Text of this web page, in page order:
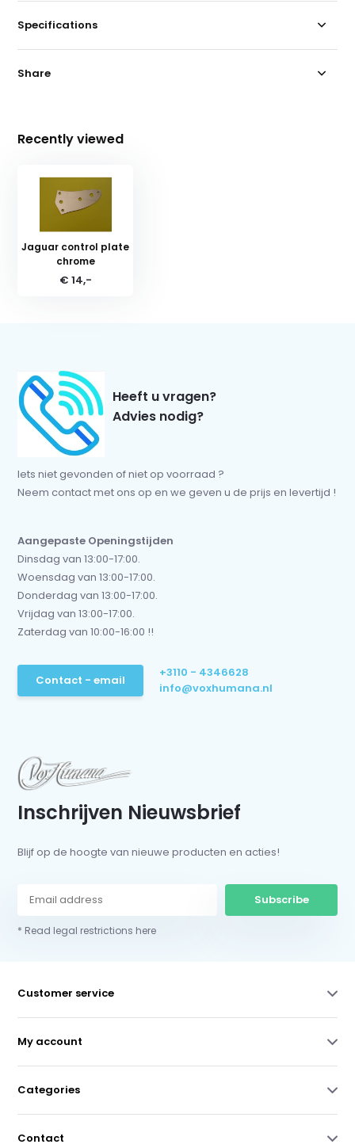
Specifications
Share
Recently viewed
Jaguar control plate
chrome
€ 14,-
Heeft u vragen?
Advies nodig?
Iets niet gevonden of niet op voorraad ?
Neem contact met ons op en we geven u de prijs en levertijd !
Aangepaste Openingstijden
Dinsdag van 13:00-17:00.
Woensdag van 13:00-17:00.
Donderdag van 13:00-17:00.
Vrijdag van 13:00-17:00.
Zaterdag van 10:00-16:00 !!
Contact - email
+3110 - 4346628
info@voxhumana.nl
Inschrijven Nieuwsbrief
Blijf op de hoogte van nieuwe producten en acties!
Subscribe
* Read legal restrictions here
Customer service
My account
Categories
Contact